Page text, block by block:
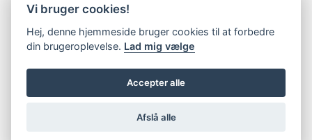
support@netfugl.dk
copyright © 2002-2023
Vi bruger cookies!
Hej, denne hjemmeside bruger cookies til at forbedre
din brugeroplevelse. Lad mig vælge
Accepter alle
Afslå alle